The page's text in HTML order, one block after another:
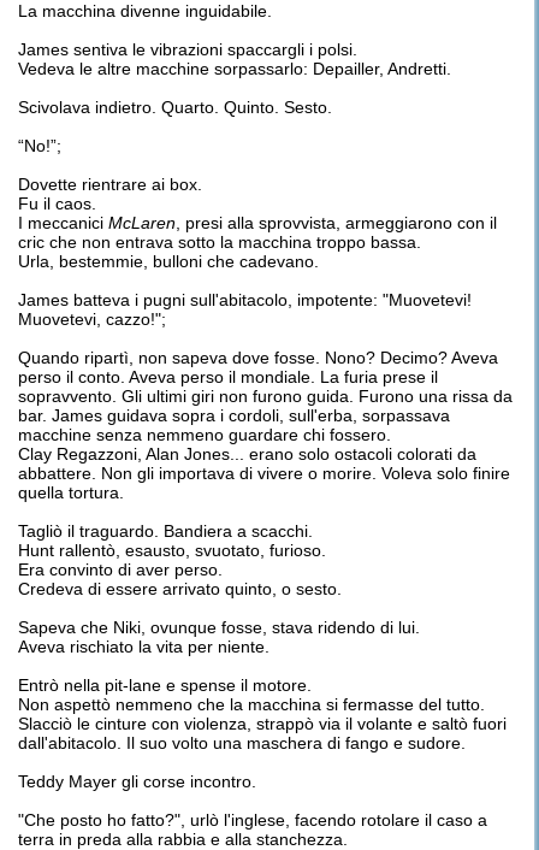
La macchina divenne inguidabile.
James sentiva le vibrazioni spaccargli i polsi.
Vedeva le altre macchine sorpassarlo: Depailler, Andretti.
Scivolava indietro. Quarto. Quinto. Sesto.
“No!”;
Dovette rientrare ai box.
Fu il caos.
I meccanici McLaren , presi alla sprovvista, armeggiarono con il
cric che non entrava sotto la macchina troppo bassa.
Urla, bestemmie, bulloni che cadevano.
James batteva i pugni sull'abitacolo, impotente: "Muovetevi!
Muovetevi, cazzo!";
Quando ripartì, non sapeva dove fosse. Nono? Decimo? Aveva
perso il conto. Aveva perso il mondiale. La furia prese il
sopravvento. Gli ultimi giri non furono guida. Furono una rissa da
bar. James guidava sopra i cordoli, sull'erba, sorpassava
macchine senza nemmeno guardare chi fossero.
Clay Regazzoni, Alan Jones... erano solo ostacoli colorati da
abbattere. Non gli importava di vivere o morire. Voleva solo finire
quella tortura.
Tagliò il traguardo. Bandiera a scacchi.
Hunt rallentò, esausto, svuotato, furioso.
Era convinto di aver perso.
Credeva di essere arrivato quinto, o sesto.
Sapeva che Niki, ovunque fosse, stava ridendo di lui.
Aveva rischiato la vita per niente.
Entrò nella pit-lane e spense il motore.
Non aspettò nemmeno che la macchina si fermasse del tutto.
Slacciò le cinture con violenza, strappò via il volante e saltò fuori
dall'abitacolo. Il suo volto una maschera di fango e sudore.
Teddy Mayer gli corse incontro.
"Che posto ho fatto?", urlò l'inglese, facendo rotolare il caso a
terra in preda alla rabbia e alla stanchezza.